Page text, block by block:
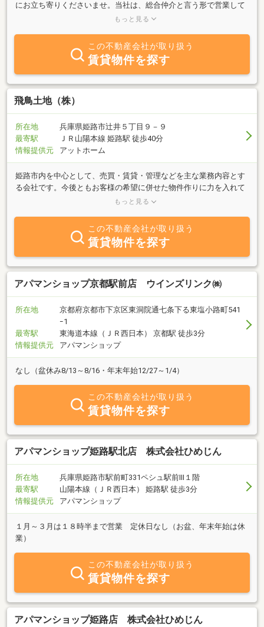
にお立ち寄りくださいませ。当社は、総合仲介と言う形で営業して
おりますので、他業者さんの取り扱い物件も全てご紹介が可能で
ます。また、「もう少し家賃が安かったら」「最初の入居費用が少
し高い。。。」「今の家を解約してなくて」「引っ越し出来る日が
まだ先なんだけど」などなど、まずはどんな事でもお気軽にご相談
下さいませ。一番イイ状態でご契約をして頂く事をモットーに頑張
ります。アシスト新大阪駅前店は「絶対にお客様に損はさせませ
ん」
もっと見る
この不動産会社が取り扱う
賃貸物件を探す
飛鳥土地（株）
所在地
兵庫県姫路市辻井５丁目９－９
最寄駅
ＪＲ山陽本線 姫路駅 徒歩40分
情報提供元
アットホーム
姫路市内を中心として、売買・賃貸・管理などを主な業務内容とす
る会社です。今後ともお客様の希望に併せた物件作りに力を入れて
いきますので、お部屋探しはぜひ当社へご相談、お問い合わせよろ
もっと見る
この不動産会社が取り扱う
賃貸物件を探す
アパマンショップ京都駅前店 ウインズリンク㈱
所在地
京都府京都市下京区東洞院通七条下る東塩小路町541
ｰ1
最寄駅
東海道本線（ＪＲ西日本） 京都駅 徒歩3分
情報提供元
アパマンショップ
なし（盆休み8/13～8/16・年末年始12/27～1/4）
この不動産会社が取り扱う
賃貸物件を探す
アパマンショップ姫路駅北店 株式会社ひめじん
所在地
兵庫県姫路市駅前町331ペシュ駅前Ⅲ１階
最寄駅
山陽本線（ＪＲ西日本） 姫路駅 徒歩3分
情報提供元
アパマンショップ
１月～３月は１８時半まで営業 定休日なし（お盆、年末年始は休
業）
この不動産会社が取り扱う
賃貸物件を探す
アパマンショップ姫路店 株式会社ひめじん